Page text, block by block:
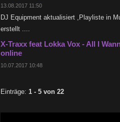
13.08.2017 11:50
DJ Equipment aktualisiert ,Playliste in
erstellt ....
X-Traxx feat Lokka Vox - All I
online
10.07.2017 10:48
Einträge: 1 - 5 von 22